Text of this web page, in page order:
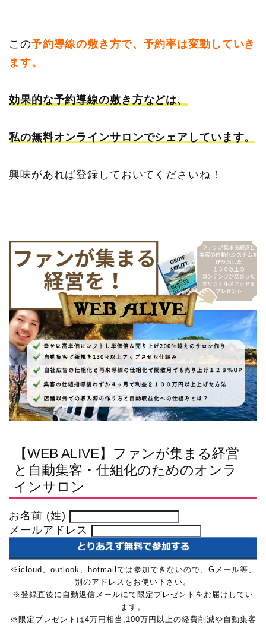
この予約導線の敷き方で、予約率は変動していき
ます。
効果的な予約導線の敷き方などは、
私の無料オンラインサロンでシェアしています。
興味があれば登録しておいてくださいね！
【WEB ALIVE】ファンが集まる経営
と自動集客・仕組化のためのオンラ
インサロン
お名前 (姓)
メールアドレス
※icloud、outlook、hotmailでは参加できないので、Gメール等、
別のアドレスをお使い下さい。
※登録直後に自動返信メールにて限定プレゼントをお届けしてい
ます。
※限定プレゼントは4万円相当,100万円以上の経費削減や自動集客